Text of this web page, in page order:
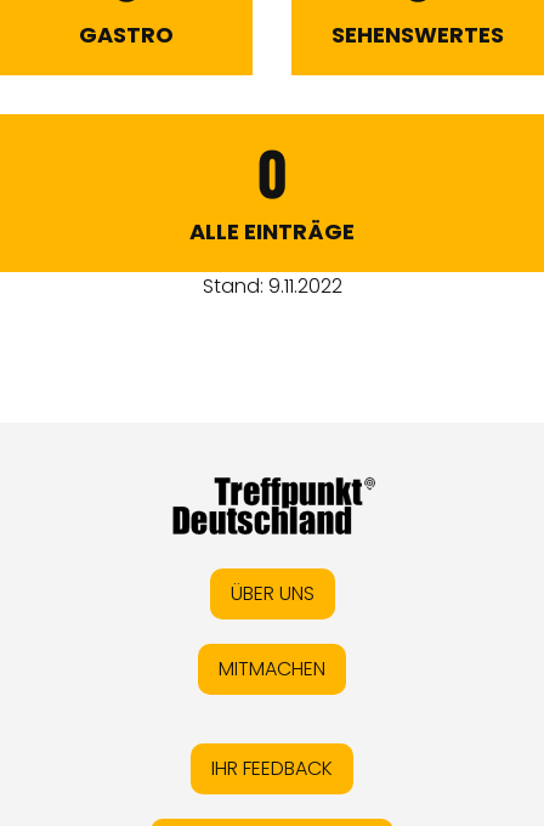
GASTRO SEHENSWERTES
0
ALLE EINTRÄGE
Stand: 9.11.2022
ÜBER UNS
MITMACHEN
IHR FEEDBACK